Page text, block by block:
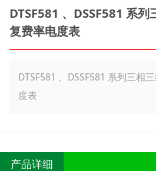
DTSF581 、DSSF581 系
复费率电度表
DTSF581 、DSSF581 系列三相
度表
产品详细